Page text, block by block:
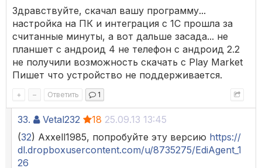
Здравствуйте, скачал вашу программу...
настройка на ПК и интеграция с 1С прошла за
считанные минуты, а вот дальше засада... не
планшет с андроид 4 не телефон с андроид 2.2
не получили возможность скачать с Play Market
Пишет что устройство не поддерживается.
+ – Ответить 1
33. Vetal232 18 25.09.13 13:45
(32) Axxell1985, попробуйте эту версию https://
dl.dropboxusercontent.com/u/8735275/EdiAgent_1
26